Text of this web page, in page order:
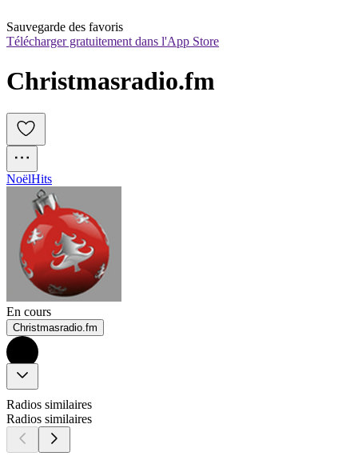
Sauvegarde des favoris
Télécharger gratuitement dans l'App Store
Christmasradio.fm
NoëlHits
En cours
Christmasradio.fm
Radios similaires
Radios similaires